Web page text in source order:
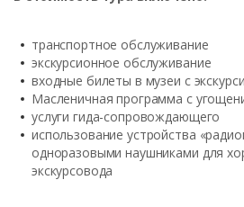
транспортное обслуживание
экскурсионное обслуживание
входные билеты в музеи с
Масленичная программа с
услуги гида-сопровождающего
использование устройства
одноразовыми наушниками для
экскурсовода